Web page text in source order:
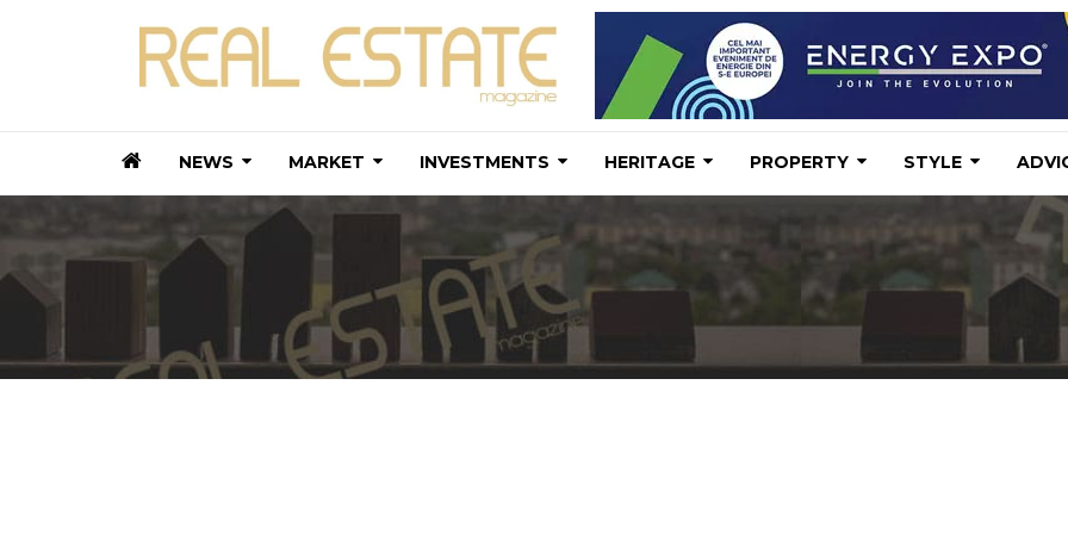
NEWS MARKET INVESTMENTS HERITAGE PROPERTY STYLE